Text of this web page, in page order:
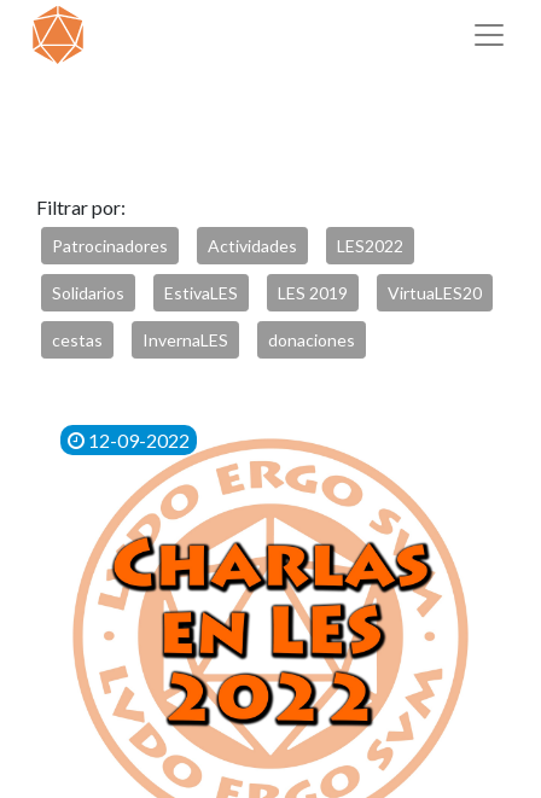
Filtrar por:
Patrocinadores Actividades LES2022
Solidarios EstivaLES LES 2019 VirtuaLES20
cestas InvernaLES donaciones
12-09-2022